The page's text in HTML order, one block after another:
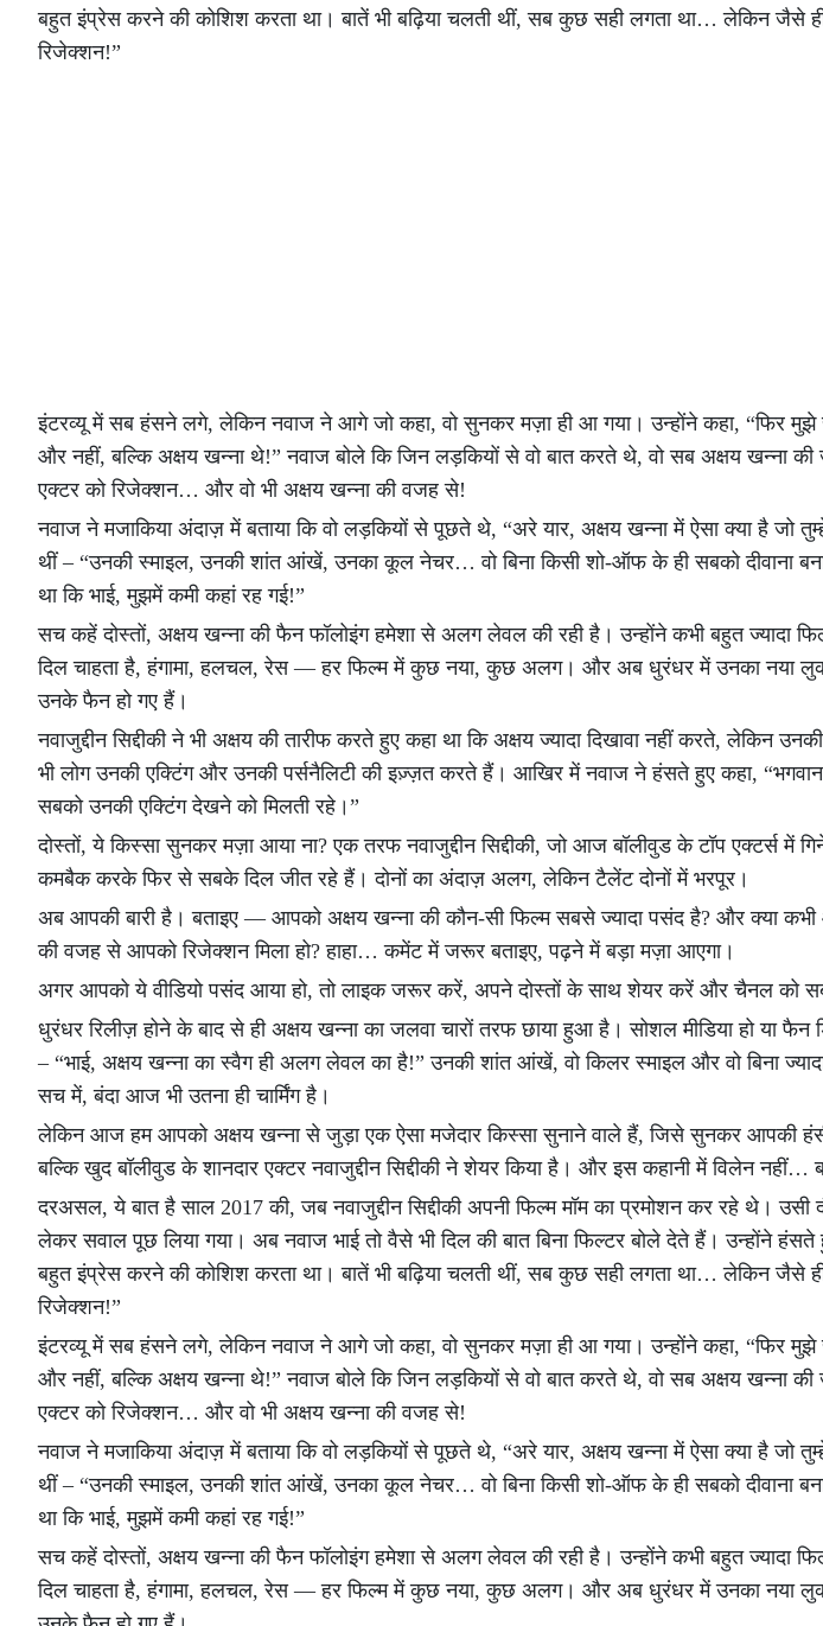
बहुत इंप्रेस करने की कोशिश करता था। बातें भी बढ़िया चलती थीं, सब कुछ सही लगता था… लेकिन जैसे
रिजेक्शन!”
इंटरव्यू में सब हंसने लगे, लेकिन नवाज ने आगे जो कहा, वो सुनकर मज़ा ही आ गया। उन्होंने कहा, “फिर मुझे
और नहीं, बल्कि अक्षय खन्ना थे!” नवाज बोले कि जिन लड़कियों से वो बात करते थे, वो सब अक्षय खन्ना
एक्टर को रिजेक्शन… और वो भी अक्षय खन्ना की वजह से!
नवाज ने मजाकिया अंदाज़ में बताया कि वो लड़कियों से पूछते थे, “अरे यार, अक्षय खन्ना में ऐसा क्या है जो
थीं – “उनकी स्माइल, उनकी शांत आंखें, उनका कूल नेचर… वो बिना किसी शो-ऑफ के ही सबको दीवाना
था कि भाई, मुझमें कमी कहां रह गई!”
सच कहें दोस्तों, अक्षय खन्ना की फैन फॉलोइंग हमेशा से अलग लेवल की रही है। उन्होंने कभी बहुत ज्यादा
दिल चाहता है, हंगामा, हलचल, रेस — हर फिल्म में कुछ नया, कुछ अलग। और अब धुरंधर में उनका नया
उनके फैन हो गए हैं।
नवाजुद्दीन सिद्दीकी ने भी अक्षय की तारीफ करते हुए कहा था कि अक्षय ज्यादा दिखावा नहीं करते, लेकिन
भी लोग उनकी एक्टिंग और उनकी पर्सनैलिटी की इज़्ज़त करते हैं। आखिर में नवाज ने हंसते हुए कहा,
सबको उनकी एक्टिंग देखने को मिलती रहे।”
दोस्तों, ये किस्सा सुनकर मज़ा आया ना? एक तरफ नवाजुद्दीन सिद्दीकी, जो आज बॉलीवुड के टॉप एक्टर्स में
कमबैक करके फिर से सबके दिल जीत रहे हैं। दोनों का अंदाज़ अलग, लेकिन टैलेंट दोनों में भरपूर।
अब आपकी बारी है। बताइए — आपको अक्षय खन्ना की कौन-सी फिल्म सबसे ज्यादा पसंद है? और क्या
की वजह से आपको रिजेक्शन मिला हो? हाहा… कमेंट में जरूर बताइए, पढ़ने में बड़ा मज़ा आएगा।
अगर आपको ये वीडियो पसंद आया हो, तो लाइक जरूर करें, अपने दोस्तों के साथ शेयर करें और चैनल को
धुरंधर रिलीज़ होने के बाद से ही अक्षय खन्ना का जलवा चारों तरफ छाया हुआ है। सोशल मीडिया हो या
– “भाई, अक्षय खन्ना का स्वैग ही अलग लेवल का है!” उनकी शांत आंखें, वो किलर स्माइल और वो बिना
सच में, बंदा आज भी उतना ही चार्मिंग है।
लेकिन आज हम आपको अक्षय खन्ना से जुड़ा एक ऐसा मजेदार किस्सा सुनाने वाले हैं, जिसे सुनकर आपकी
बल्कि खुद बॉलीवुड के शानदार एक्टर नवाजुद्दीन सिद्दीकी ने शेयर किया है। और इस कहानी में विलेन नहीं…
दरअसल, ये बात है साल 2017 की, जब नवाजुद्दीन सिद्दीकी अपनी फिल्म मॉम का प्रमोशन कर रहे थे।
लेकर सवाल पूछ लिया गया। अब नवाज भाई तो वैसे भी दिल की बात बिना फिल्टर बोले देते हैं। उन्होंने
बहुत इंप्रेस करने की कोशिश करता था। बातें भी बढ़िया चलती थीं, सब कुछ सही लगता था… लेकिन जैसे
रिजेक्शन!”
इंटरव्यू में सब हंसने लगे, लेकिन नवाज ने आगे जो कहा, वो सुनकर मज़ा ही आ गया। उन्होंने कहा, “फिर मुझे
और नहीं, बल्कि अक्षय खन्ना थे!” नवाज बोले कि जिन लड़कियों से वो बात करते थे, वो सब अक्षय खन्ना
एक्टर को रिजेक्शन… और वो भी अक्षय खन्ना की वजह से!
नवाज ने मजाकिया अंदाज़ में बताया कि वो लड़कियों से पूछते थे, “अरे यार, अक्षय खन्ना में ऐसा क्या है जो
थीं – “उनकी स्माइल, उनकी शांत आंखें, उनका कूल नेचर… वो बिना किसी शो-ऑफ के ही सबको दीवाना
था कि भाई, मुझमें कमी कहां रह गई!”
सच कहें दोस्तों, अक्षय खन्ना की फैन फॉलोइंग हमेशा से अलग लेवल की रही है। उन्होंने कभी बहुत ज्यादा
दिल चाहता है, हंगामा, हलचल, रेस — हर फिल्म में कुछ नया, कुछ अलग। और अब धुरंधर में उनका नया